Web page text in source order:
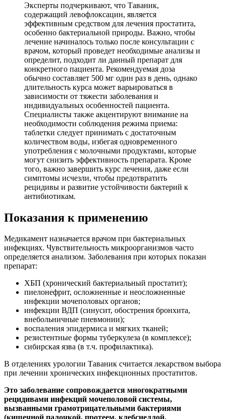
Эксперты подчеркивают, что Таваник,
содержащий левофлоксацин, является
эффективным средством для лечения простатита,
особенно бактериальной природы. Важно, чтобы
лечение начиналось только после консультации с
врачом, который проведет необходимые анализы и
определит, подходит ли данный препарат для
конкретного пациента. Рекомендуемая доза
обычно составляет 500 мг один раз в день, однако
длительность курса может варьироваться в
зависимости от тяжести заболевания и
индивидуальных особенностей пациента.
Специалисты также акцентируют внимание на
необходимости соблюдения режима приема:
таблетки следует принимать с достаточным
количеством воды, избегая одновременного
употребления с молочными продуктами, которые
могут снизить эффективность препарата. Кроме
того, важно завершить курс лечения, даже если
симптомы исчезли, чтобы предотвратить
рецидивы и развитие устойчивости бактерий к
антибиотикам.
Показания к применению
Медикамент назначается врачом при бактериальных
инфекциях. Чувствительность микроорганизмов часто
определяется анализом. Заболевания при которых показан
препарат:
ХБП (хронический бактериальный простатит);
пиелонефрит, осложненные и неосложненные
инфекции мочеполовых органов;
инфекции ВДП (синусит, обострения бронхита,
внебольничные пневмонии);
воспаления эпидермиса и мягких тканей;
резистентные формы туберкулеза (в комплексе);
сибирская язва (в т.ч. профилактика).
В отделениях урологии Таваник считается лекарством выбора
при лечении хронических инфекционных простатитов.
Это заболевание сопровождается многократными
рецидивами инфекций мочеполовой системы,
вызванными грамотрицательными бактериями